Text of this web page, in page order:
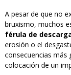
A pesar de que no
bruxismo, muchos
férula de
erosión o el
consecuencias más
colocación de un